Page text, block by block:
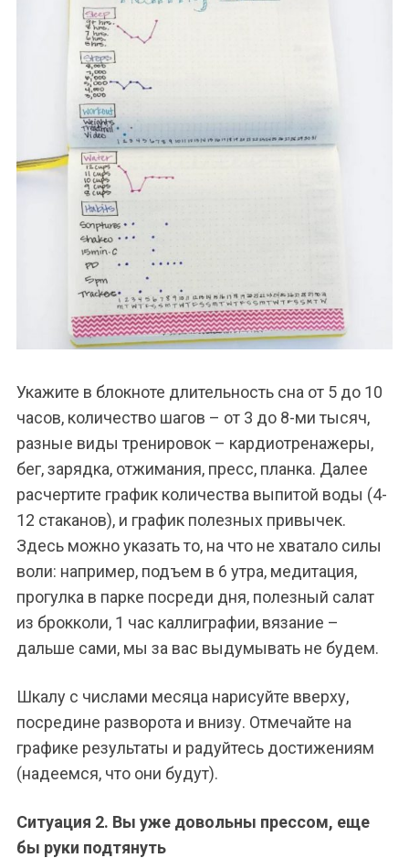
Укажите в блокноте длительность сна от 5 до 10
часов, количество шагов – от 3 до 8-ми тысяч,
разные виды тренировок – кардиотренажеры,
бег, зарядка, отжимания, пресс, планка. Далее
расчертите график количества выпитой воды (4-
12 стаканов), и график полезных привычек.
Здесь можно указать то, на что не хватало силы
воли: например, подъем в 6 утра, медитация,
прогулка в парке посреди дня, полезный салат
из брокколи, 1 час каллиграфии, вязание –
дальше сами, мы за вас выдумывать не будем.
Шкалу с числами месяца нарисуйте вверху,
посредине разворота и внизу. Отмечайте на
графике результаты и радуйтесь достижениям
(надеемся, что они будут).
Ситуация 2. Вы уже довольны прессом, еще
бы руки подтянуть